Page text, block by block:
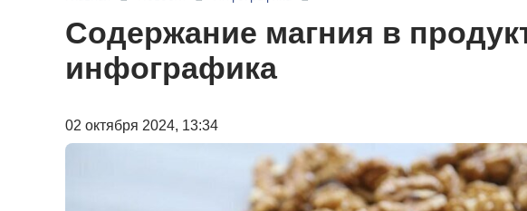
Содержание магния в
инфографика
02 октября 2024, 13:34